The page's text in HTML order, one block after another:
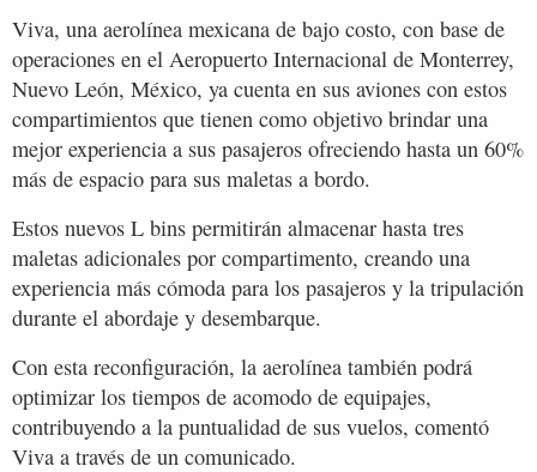
Viva, una aerolínea mexicana de bajo costo, con base de
operaciones en el Aeropuerto Internacional de Monterrey,
Nuevo León, México, ya cuenta en sus aviones con estos
compartimientos que tienen como objetivo brindar una
mejor experiencia a sus pasajeros ofreciendo hasta un 60%
más de espacio para sus maletas a bordo.
Estos nuevos L bins permitirán almacenar hasta tres
maletas adicionales por compartimento, creando una
experiencia más cómoda para los pasajeros y la tripulación
durante el abordaje y desembarque.
Con esta reconfiguración, la aerolínea también podrá
optimizar los tiempos de acomodo de equipajes,
contribuyendo a la puntualidad de sus vuelos, comentó
Viva a través de un comunicado.